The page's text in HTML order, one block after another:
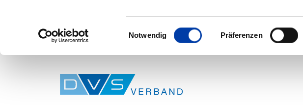
Einwilligungsauswahl
Notwendig Präferenzen